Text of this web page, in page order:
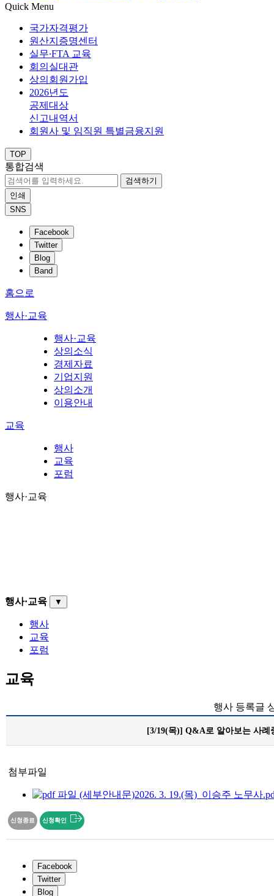
Quick Menu
국가자격평가
원산지증명센터
실무∙FTA 교육
회의실대관
상의회원가입
2026년도
공제대상
신고내역서
회원사 및 임직원 특별금융지원
TOP
통합검색
검색하기
인쇄
SNS
Facebook
Twitter
Blog
Band
홈으로
행사·교육
행사·교육
상의소식
경제자료
기업지원
상의소개
이용안내
교육
행사
교육
포럼
행사·교육
행사·교육 ▼
행사
교육
포럼
교육
행사 등록글
[3/19(목)] Q&A로 알아보는 사례
첨부파일
(세부안내문)2026. 3. 19.(목)_이승주 노무사
신청종료 신청확인
Facebook
Twitter
Blog